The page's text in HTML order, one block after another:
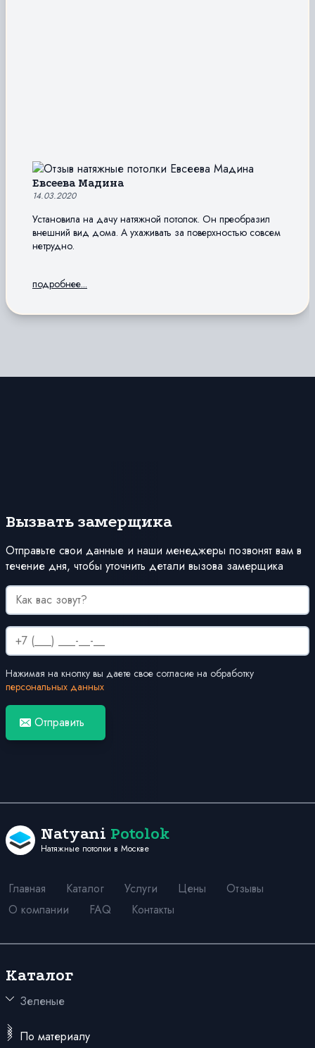
Евсеева Мадина
14.03.2020
Установила на дачу натяжной потолок. Он преобразил
внешний вид дома. А ухаживать за поверхностью совсем
нетрудно.
подробнее...
Вызвать замерщика
Отправьте свои данные и наши менеджеры позвонят вам в
течение дня, чтобы уточнить детали вызова замерщика
Нажимая на кнопку вы даете свое согласие на обработку
персональных данных
Отправить
Natyani Potolok
Натяжные потолки в Москве
Главная Каталог Услуги Цены
Отзывы
О компании
FAQ Контакты
Каталог
Зеленые
Матовые
В прихожую
С рисунком
По материалу